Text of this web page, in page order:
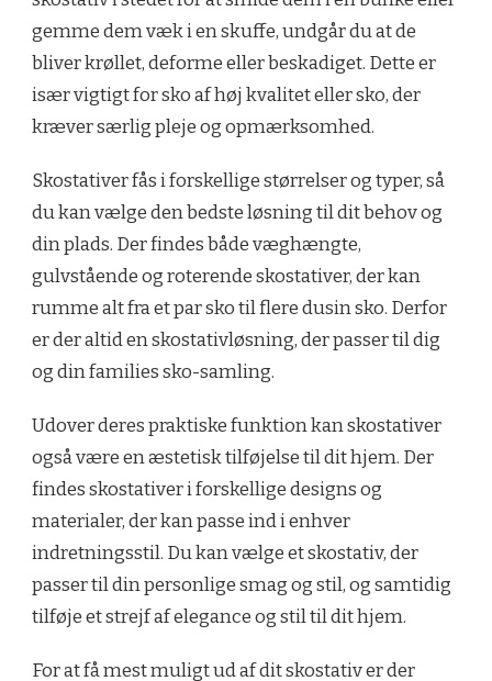
gemme dem væk i en skuffe, undgår du at de
bliver krøllet, deforme eller beskadiget. Dette er
især vigtigt for sko af høj kvalitet eller sko, der
kræver særlig pleje og opmærksomhed.
Skostativer fås i forskellige størrelser og typer, så
du kan vælge den bedste løsning til dit behov og
din plads. Der findes både væghængte,
gulvstående og roterende skostativer, der kan
rumme alt fra et par sko til flere dusin sko. Derfor
er der altid en skostativløsning, der passer til dig
og din families sko-samling.
Udover deres praktiske funktion kan skostativer
også være en æstetisk tilføjelse til dit hjem. Der
findes skostativer i forskellige designs og
materialer, der kan passe ind i enhver
indretningsstil. Du kan vælge et skostativ, der
passer til din personlige smag og stil, og samtidig
tilføje et strejf af elegance og stil til dit hjem.
For at få mest muligt ud af dit skostativ er der